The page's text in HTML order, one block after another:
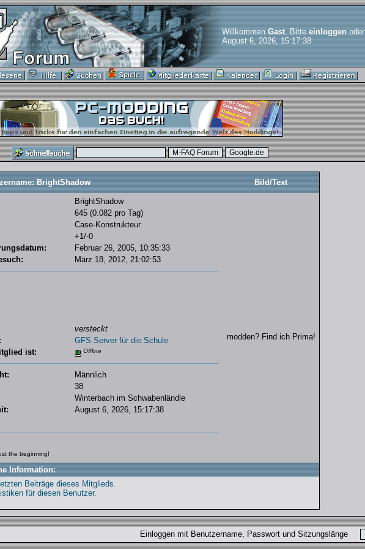
Willkommen Gast. Bitte einloggenoder
August 6, 2026, 15:17:38
BrightShadow Bild/Text
BrightShadow
645 (0.082 pro Tag)
Case-Konstrukteur
+1/-0
Februar 26, 2005, 10:35:33
März 18, 2012, 21:02:53
versteckt
GFS Server für die Schule
ist:
Offline
Männlich
38
Winterbach im Schwabenländle
August 6, 2026, 15:17:38
the beginning!
modden? Find ich Prima!
Information:
Beiträge dieses Mitglieds.
für diesen Benutzer.
Einloggen mit Benutzername, Passwort und Sitzungslänge